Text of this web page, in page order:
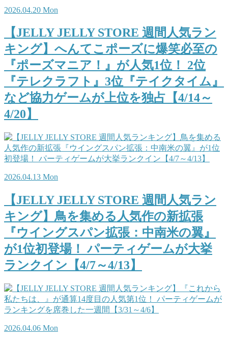
2026.04.20 Mon
【JELLY JELLY STORE 週間人気ラン
キング】へんてこポーズに爆笑必至の
『ポーズマニア！』が人気1位！ 2位
『テレクラフト』3位『テイクタイム』
など協力ゲームが上位を独占【4/14～
4/20】
2026.04.13 Mon
【JELLY JELLY STORE 週間人気ラン
キング】鳥を集める人気作の新拡張
『ウイングスパン拡張：中南米の翼』
が1位初登場！ パーティゲームが大挙
ランクイン【4/7～4/13】
2026.04.06 Mon